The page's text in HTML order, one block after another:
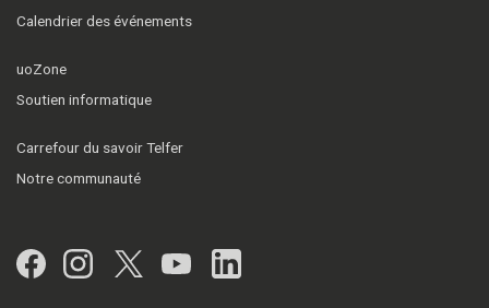
Calendrier des événements
uoZone
Soutien informatique
Carrefour du savoir Telfer
Notre communauté
Facebook
Instagram
Twitter
YouTubeLinkedIn